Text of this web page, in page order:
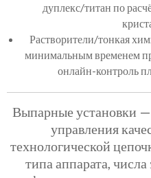
дуплекс/титан по
Растворители/тонкая
минимальным временем
онлайн-контроль
Выпарные установки
управления
технологической
типа аппарата,